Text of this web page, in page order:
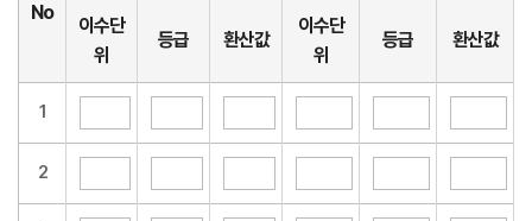
No
이수단
위
등급 환산값
이수단
위
등급 환산값
1
2